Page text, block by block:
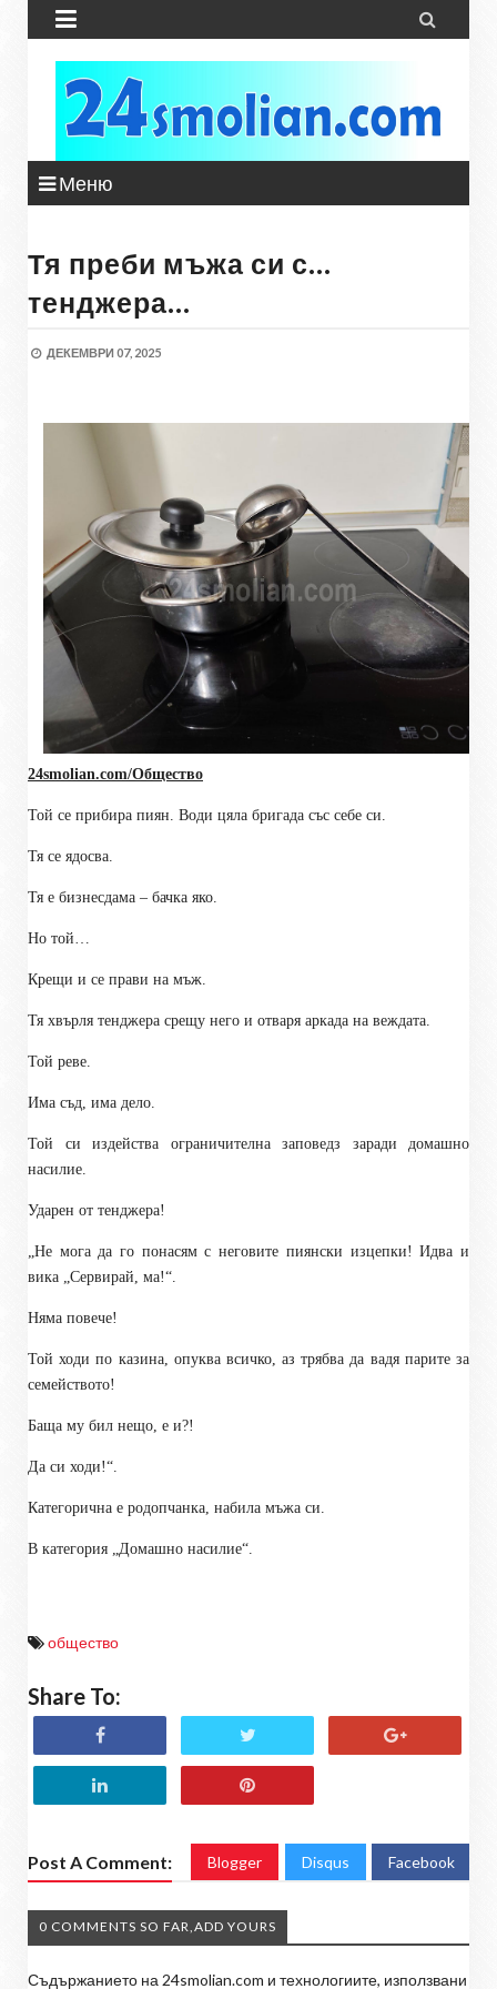
 
Меню
Тя преби мъжа си с…
тенджера…
ДЕКЕМВРИ 07, 2025
24smolian.com/Общество
Той се прибира пиян. Води цяла бригада със себе си.
Тя се ядосва.
Тя е бизнесдама – бачка яко.
Но той…
Крещи и се прави на мъж.
Тя хвърля тенджера срещу него и отваря аркада на веждата.
Той реве.
Има съд, има дело.
Той си издейства ограничителна заповедз заради домашно
насилие.
Ударен от тенджера!
„Не мога да го понасям с неговите пиянски изцепки! Идва и
вика „Сервирай, ма!“.
Няма повече!
Той ходи по казина, опуква всичко, аз трябва да вадя парите за
семейството!
Баща му бил нещо, е и?!
Да си ходи!“.
Категорична е родопчанка, набила мъжа си.
В категория „Домашно насилие“.
общество
Share To:
Post A Comment: Blogger Disqus Facebook
0 COMMENTS SO FAR,ADD YOURS
Съдържанието на 24smolian.com и технологиите, използвани